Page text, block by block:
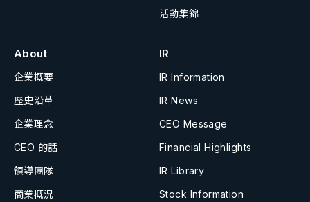
活動集錦
About
企業概要
歷史沿革
企業理念
CEO 的話
領導團隊
商業概況
IR
IR Information
IR News
CEO Message
Financial Highlights
IR Library
Stock Information